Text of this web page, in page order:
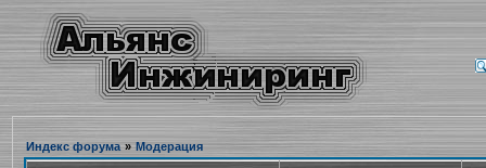
Индекс форума » Модерация